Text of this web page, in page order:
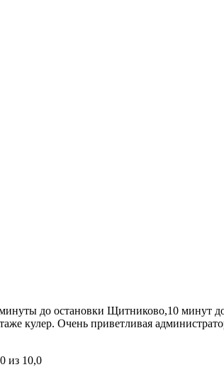
до остановки Щитниково,10 минут
кулер. Очень приветливая
из 10,0